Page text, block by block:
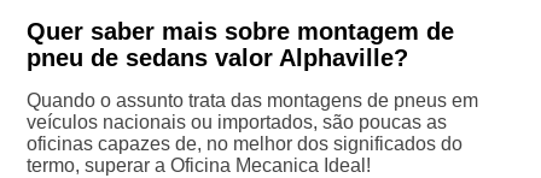
Quer saber mais sobre montagem de
pneu de sedans valor Alphaville?
Quando o assunto trata das montagens de pneus em
veículos nacionais ou importados, são poucas as
oficinas capazes de, no melhor dos significados do
termo, superar a Oficina Mecanica Ideal!